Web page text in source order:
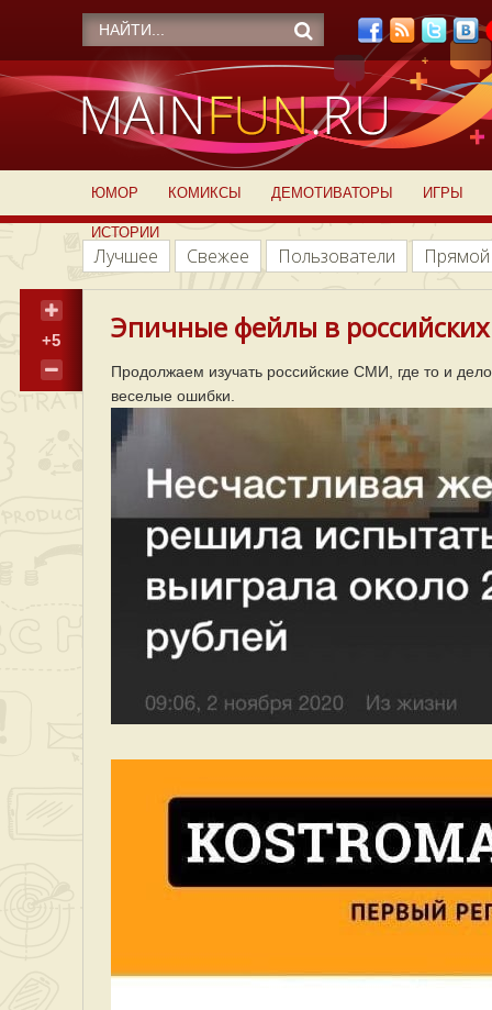
ЮМОР КОМИКСЫ ДЕМОТИВАТОРЫ ИГРЫ
ИСТОРИИ
Лучшее Свежее Пользователи
+5 Эпичные фейлы в
Продолжаем изучать российские СМИ, где то и
веселые ошибки.